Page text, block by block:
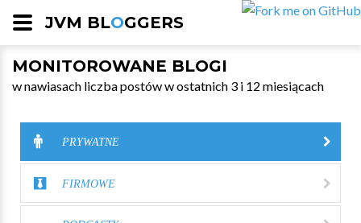
JVM BLOGGERS
MONITOROWANE BLOGI
w nawiasach liczba postów w ostatnich 3 i 12 miesiącach
PRYWATNE
FIRMOWE